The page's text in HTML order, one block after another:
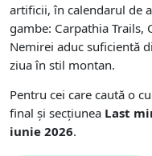
artificii, în calendarul de
gambe: Carpathia Trails,
Nemirei aduc suficientă
ziua în stil montan.
Pentru cei care caută o
final și secțiunea Last
iunie 2026.